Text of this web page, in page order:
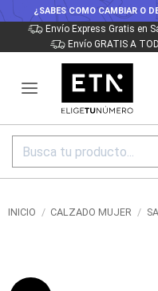
¿SABES COMO CAMBIAR O
Saltar
al
Envío Express Gratis en
Envío GRATIS A
Buscar
INICIO / CALZADO MUJER /